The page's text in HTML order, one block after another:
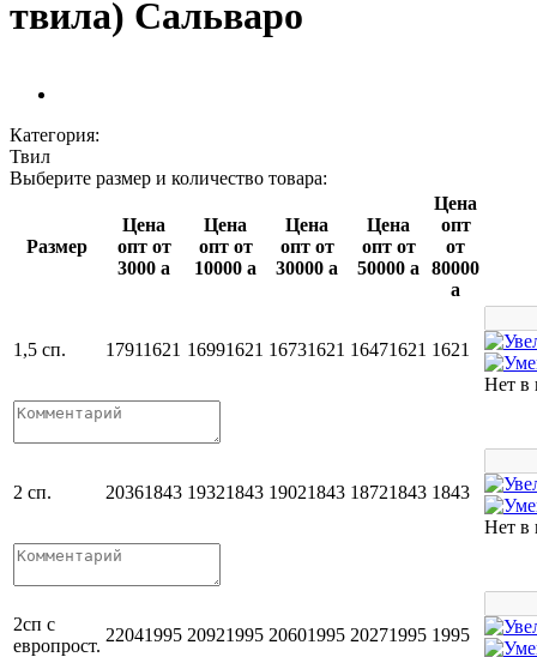
твила) Сальваро
Категория:
Твил
Выберите размер и количество товара:
Размер
Цена
опт от
3000 a
Цена
опт от
10000 a
Цена
опт от
30000 a
Цена
опт от
50000 a
Цена
опт
от
80000
a
1,5 сп. 17911621 16991621 16731621 16471621 1621
Нет в
2 сп. 20361843 19321843 19021843 18721843 1843
Нет в
2сп с
европрост.
22041995 20921995 20601995 20271995 1995